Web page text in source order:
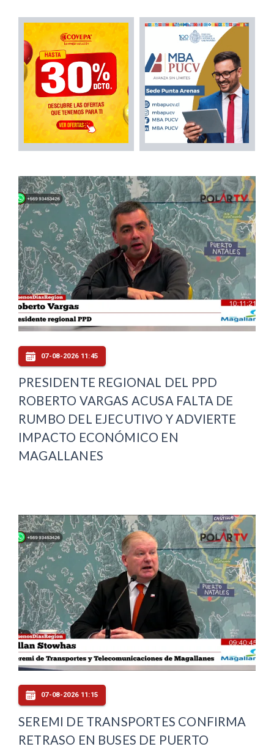
07-08-2026 11:45
PRESIDENTE REGIONAL DEL PPD
ROBERTO VARGAS ACUSA FALTA DE
RUMBO DEL EJECUTIVO Y ADVIERTE
IMPACTO ECONÓMICO EN
MAGALLANES
07-08-2026 11:15
SEREMI DE TRANSPORTES CONFIRMA
RETRASO EN BUSES DE PUERTO